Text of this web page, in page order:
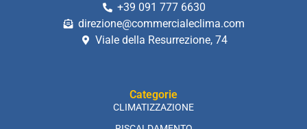
+39 091 777 6630
direzione@commercialeclima.com
Viale della Resurrezione, 74
Categorie
CLIMATIZZAZIONE